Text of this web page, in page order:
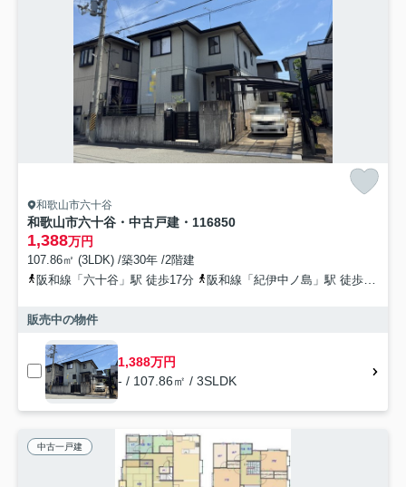
和歌山市六十谷
和歌山市六十谷・中古戸建・116850
1,388万円
107.86㎡ (3LDK) /築30年 /2階建
阪和線「六十谷」駅 徒歩17分
阪和線「紀伊中ノ島」駅 徒歩56分
販売中の物件
1,388万円
- / 107.86㎡ / 3SLDK
中古一戸建